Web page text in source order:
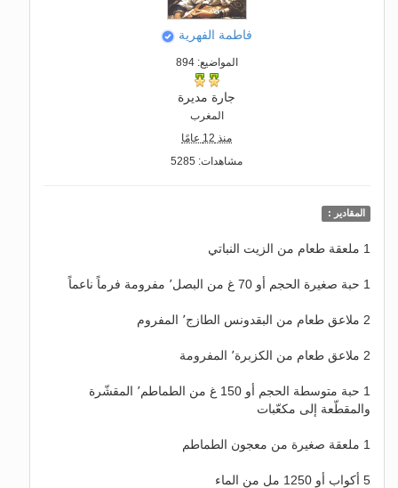
فاطمة الفهرية
المواضيع: 894
جارة مديرة
المغرب
منذ 12 عامًا
مشاهدات: 5285
المقادير :
1 ملعقة طعام من الزيت النباتي
1 حبة صغيرة الحجم أو 70 غ من البصل٬ مفرومة فرماً ناعماً
2 ملاعق طعام من البقدونس الطازج٬ المفروم
2 ملاعق طعام من الكزبرة٬ المفرومة
1 حبة متوسطة الحجم أو 150 غ من الطماطم٬ المقشّرة
والمقطّعة إلى مكعّبات
1 ملعقة صغيرة من معجون الطماطم
5 أكواب أو 1250 مل من الماء